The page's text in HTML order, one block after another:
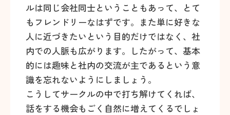
ルは同じ会社同士ということもあって、とて
もフレンドリーなはずです。また単に好きな
人に近づきたいという目的だけではなく、社
内での人脈も広がります。したがって、基本
的には趣味と社内の交流が主であるという意
識を忘れないようにしましょう。
こうしてサークルの中で打ち解けてくれば、
話をする機会もごく自然に増えてくるでしょ